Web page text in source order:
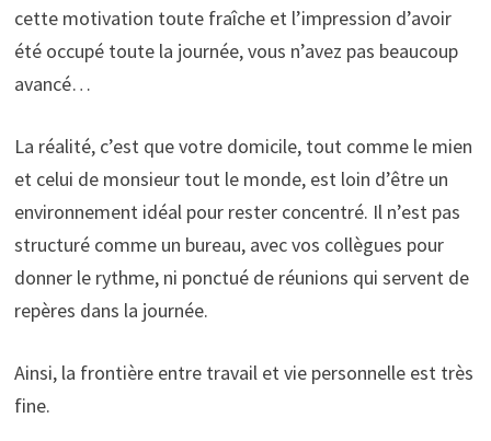
cette motivation toute fraîche et l’impression d’avoir
été occupé toute la journée, vous n’avez pas beaucoup
avancé…
La réalité, c’est que votre domicile, tout comme le mien
et celui de monsieur tout le monde, est loin d’être un
environnement idéal pour rester concentré. Il n’est pas
structuré comme un bureau, avec vos collègues pour
donner le rythme, ni ponctué de réunions qui servent de
repères dans la journée.
Ainsi, la frontière entre travail et vie personnelle est très
fine.